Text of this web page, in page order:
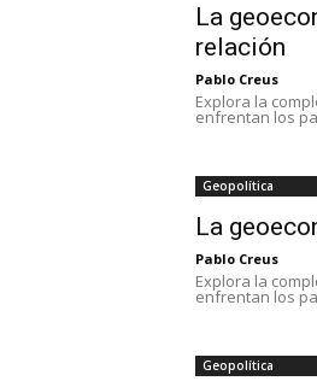
La
relación
Pablo Creus
Explora la
enfrentan los
Geopolítica
La
Pablo Creus
Explora la
enfrentan los
Geopolítica